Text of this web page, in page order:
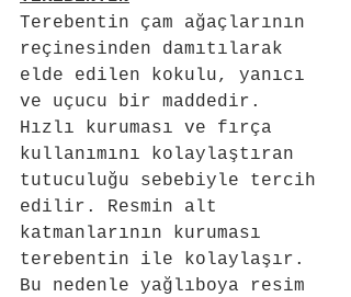
Terebentin çam ağaçlarının
reçinesinden damıtılarak
elde edilen kokulu, yanıcı
ve uçucu bir maddedir.
Hızlı kuruması ve fırça
kullanımını kolaylaştıran
tutuculuğu sebebiyle tercih
edilir. Resmin alt
katmanlarının kuruması
terebentin ile kolaylaşır.
Bu nedenle yağlıboya resim